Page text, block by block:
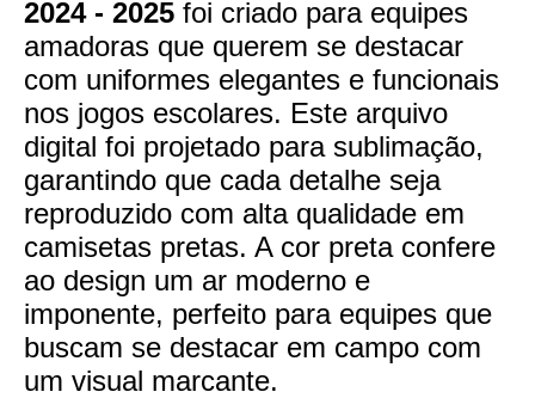
2024 - 2025 foi criado para equipes
amadoras que querem se destacar
com uniformes elegantes e funcionais
nos jogos escolares. Este arquivo
digital foi projetado para sublimação,
garantindo que cada detalhe seja
reproduzido com alta qualidade em
camisetas pretas. A cor preta confere
ao design um ar moderno e
imponente, perfeito para equipes que
buscam se destacar em campo com
um visual marcante.